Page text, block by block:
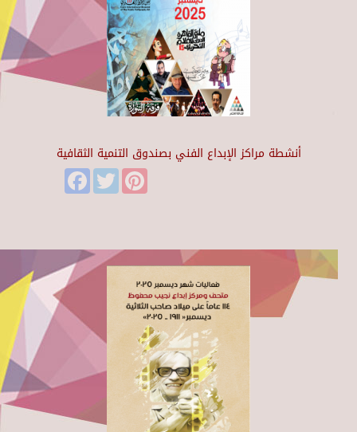
أنشطة مراكز الإبداع الفني بصندوق التنمية الثقافية
FacebookTwitter